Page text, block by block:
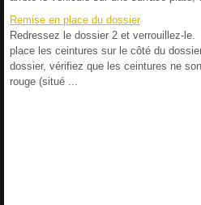
Remise en place du dossier
Redressez le dossier 2 et verrouillez-
place les ceintures sur le côté du
dossier, vérifiez que les ceintures ne
rouge (situé ...